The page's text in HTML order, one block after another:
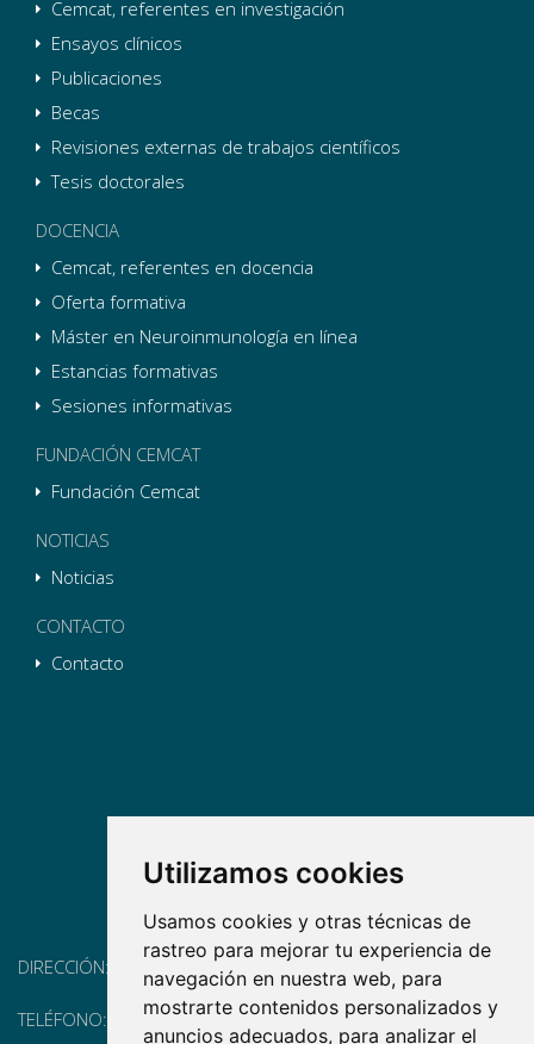
Utilizamos cookies
Usamos cookies y otras técnicas de
rastreo para mejorar tu experiencia de
navegación en nuestra web, para
mostrarte contenidos personalizados y
anuncios adecuados, para analizar el
Cemcat, referentes en investigación
Ensayos clínicos
Publicaciones
Becas
Revisiones externas de trabajos científicos
Tesis doctorales
DOCENCIA
Cemcat, referentes en docencia
Oferta formativa
Máster en Neuroinmunología en línea
Estancias formativas
Sesiones informativas
FUNDACIÓN CEMCAT
Fundación Cemcat
NOTICIAS
Noticias
CONTACTO
Contacto
DIRECCIÓN: Pg. Vall d'Hebron, 119-129, 08035 Barcelona
TELÉFONO: (+34) 93 175 15 55